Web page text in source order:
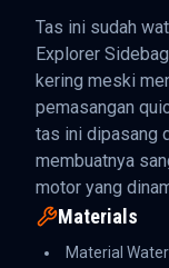
Tas ini sudah
Explorer
kering meski
pemasangan
tas ini dipasang
membuatnya
motor yang
Materials
Material